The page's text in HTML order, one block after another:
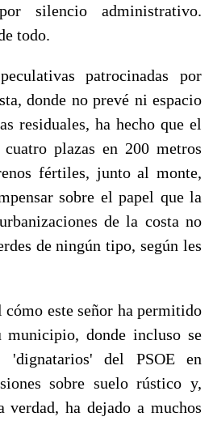
silencio administrativo.
todo.
patrocinadas por
donde no prevé ni espacio
residuales, ha hecho que el
plazas en 200 metros
fértiles, junto al monte,
sobre el papel que la
de la costa no
de ningún tipo, según les
cómo este señor ha permitido
municipio, donde incluso se
'dignatarios' del PSOE en
sobre suelo rústico y,
ha dejado a muchos